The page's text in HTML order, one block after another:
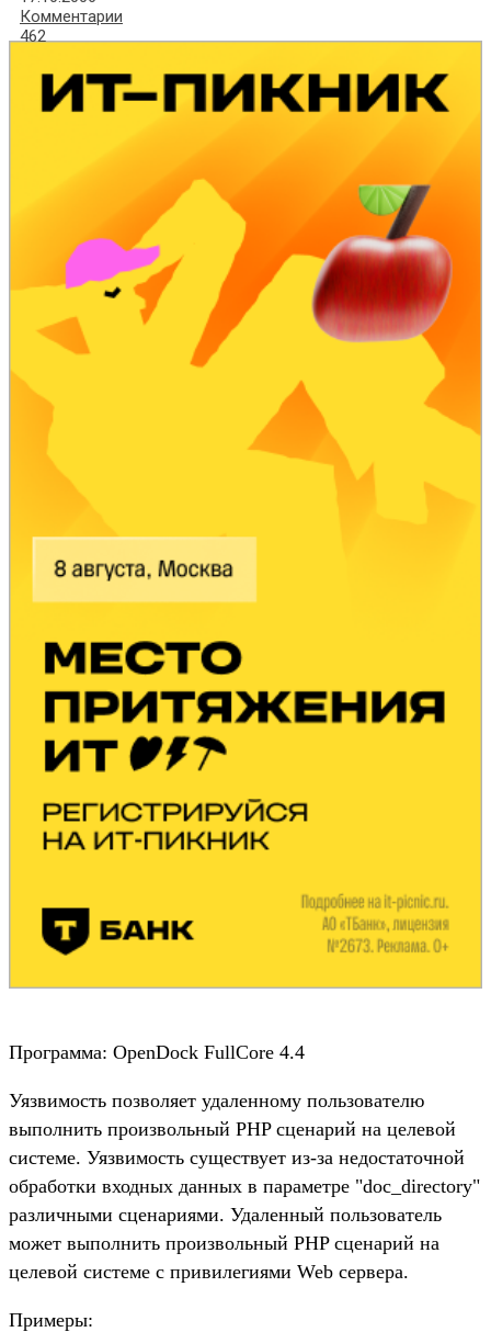
Комментарии
462
Программа: OpenDock FullCore 4.4
Уязвимость позволяет удаленному пользователю
выполнить произвольный PHP сценарий на целевой
системе. Уязвимость существует из-за недостаточной
обработки входных данных в параметре "doc_directory"
различными сценариями. Удаленный пользователь
может выполнить произвольный PHP сценарий на
целевой системе с привилегиями Web сервера.
Примеры: